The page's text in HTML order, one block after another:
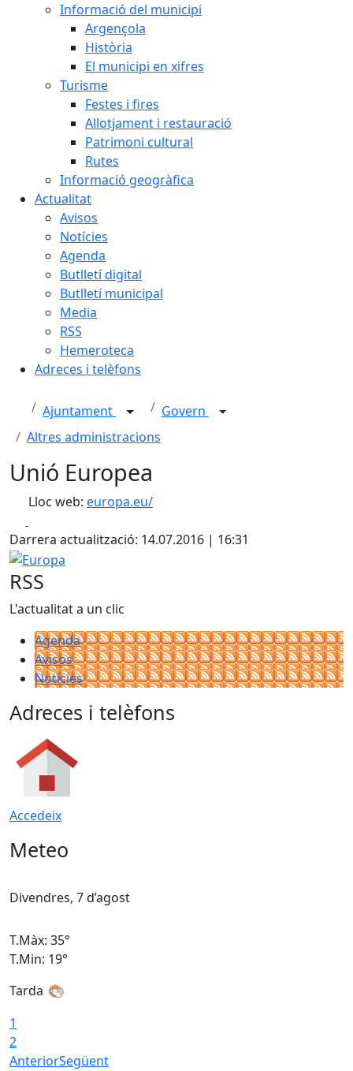
Informació del municipi
Argençola
Història
El municipi en xifres
Turisme
Festes i fires
Allotjament i restauració
Patrimoni cultural
Rutes
Informació geogràfica
Actualitat
Avisos
Notícies
Agenda
Butlletí digital
Butlletí municipal
Media
RSS
Hemeroteca
Adreces i telèfons
Ajuntament
Govern
Altres administracions
Unió Europea
Lloc web: europa.eu/
Darrera actualització: 14.07.2016 | 16:31
Europa
RSS
L'actualitat a un clic
Agenda
Avisos
Notícies
Adreces i telèfons
Accedeix
Meteo
Divendres, 7 d’agost
T.Màx: 35°
T.Min: 19°
Tarda
1
2
AnteriorSegüent